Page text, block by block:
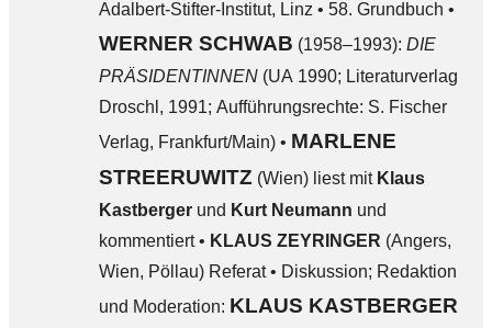
Adalbert-Stifter-Institut, Linz • 58. Grundbuch •
WERNER SCHWAB (1958–1993): DIE
PRÄSIDENTINNEN(UA 1990; Literaturverlag
Droschl, 1991; Aufführungsrechte: S. Fischer
Verlag, Frankfurt/Main) • MARLENE
STREERUWITZ (Wien) liest mit Klaus
Kastbergerund Kurt Neumann und
kommentiert • KLAUS ZEYRINGER (Angers,
Wien, Pöllau) Referat • Diskussion; Redaktion
und Moderation: KLAUS KASTBERGER